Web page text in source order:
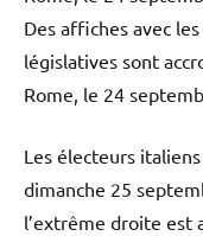
Des affiches avec
législatives sont
Rome, le 24
Les électeurs
dimanche 25
l’extrême droite est